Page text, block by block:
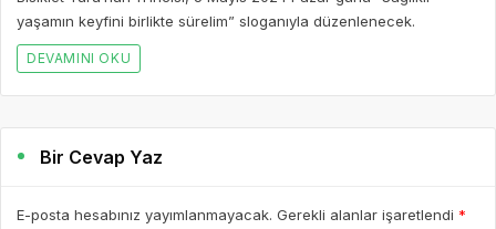
yaşamın keyfini birlikte sürelim” sloganıyla düzenlenecek.
DEVAMINI OKU
Bir Cevap Yaz
E-posta hesabınız yayımlanmayacak. Gerekli alanlar işaretlendi *